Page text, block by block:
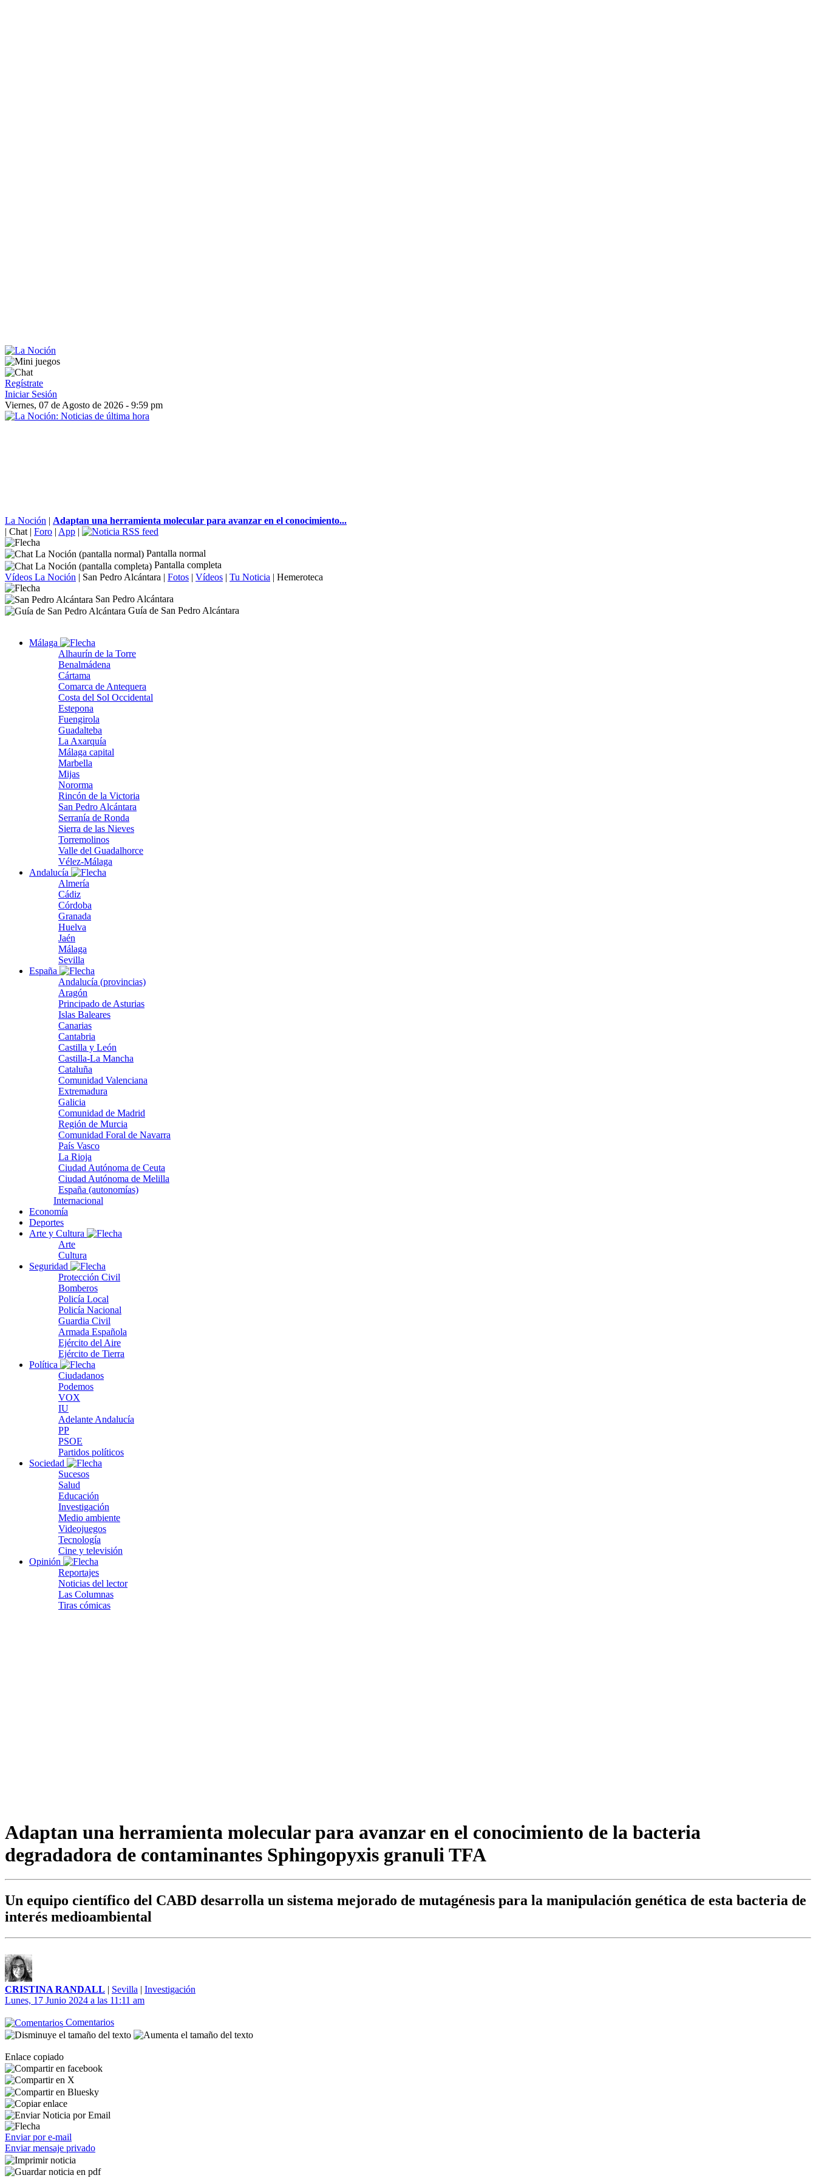
Regístrate
Iniciar Sesión
Viernes, 07 de Agosto de 2026 - 9:59 pm
La Noción | Adaptan una herramienta molecular para avanzar en el conocimiento...
| Chat | Foro | App |
Pantalla normal
Pantalla completa
Vídeos La Noción | San Pedro Alcántara | Fotos | Vídeos | Tu Noticia | Hemeroteca
San Pedro Alcántara
Guía de San Pedro Alcántara
Málaga
Alhaurín de la Torre
Benalmádena
Cártama
Comarca de Antequera
Costa del Sol Occidental
Estepona
Fuengirola
Guadalteba
La Axarquía
Málaga capital
Marbella
Mijas
Nororma
Rincón de la Victoria
San Pedro Alcántara
Serranía de Ronda
Sierra de las Nieves
Torremolinos
Valle del Guadalhorce
Vélez-Málaga
Andalucía
Almería
Cádiz
Córdoba
Granada
Huelva
Jaén
Málaga
Sevilla
España
Andalucía (provincias)
Aragón
Principado de Asturias
Islas Baleares
Canarias
Cantabria
Castilla y León
Castilla-La Mancha
Cataluña
Comunidad Valenciana
Extremadura
Galicia
Comunidad de Madrid
Región de Murcia
Comunidad Foral de Navarra
País Vasco
La Rioja
Ciudad Autónoma de Ceuta
Ciudad Autónoma de Melilla
España (autonomías)
Internacional
Economía
Deportes
Arte y Cultura
Arte
Cultura
Seguridad
Protección Civil
Bomberos
Policía Local
Policía Nacional
Guardia Civil
Armada Española
Ejército del Aire
Ejército de Tierra
Política
Ciudadanos
Podemos
VOX
IU
Adelante Andalucía
PP
PSOE
Partidos políticos
Sociedad
Sucesos
Salud
Educación
Investigación
Medio ambiente
Videojuegos
Tecnología
Cine y televisión
Opinión
Reportajes
Noticias del lector
Las Columnas
Tiras cómicas
Adaptan una herramienta molecular para avanzar en el conocimiento de la bacteria
degradadora de contaminantes Sphingopyxis granuli TFA
Un equipo científico del CABD desarrolla un sistema mejorado de mutagénesis para la manipulación genética de esta bacteria de
interés medioambiental
CRISTINA RANDALL | Sevilla | Investigación
Lunes, 17 Junio 2024 a las 11:11 am
Comentarios
Enlace copiado
Enviar por e-mail
Enviar mensaje privado